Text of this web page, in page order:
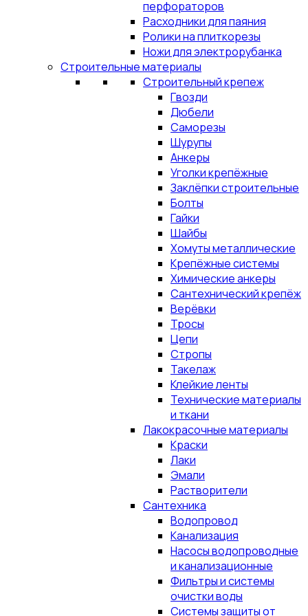
перфораторов
Расходники для паяния
Ролики на плиткорезы
Ножи для электрорубанка
Строительные материалы
Строительный крепеж
Гвозди
Дюбели
Саморезы
Шурупы
Анкеры
Уголки крепёжные
Заклёпки строительные
Болты
Гайки
Шайбы
Хомуты металлические
Крепёжные системы
Химические анкеры
Сантехнический крепёж
Верёвки
Тросы
Цепи
Стропы
Такелаж
Клейкие ленты
Технические материалы
и ткани
Лакокрасочные материалы
Краски
Лаки
Эмали
Растворители
Сантехника
Водопровод
Канализация
Насосы водопроводные
и канализационные
Фильтры и системы
очистки воды
Системы защиты от